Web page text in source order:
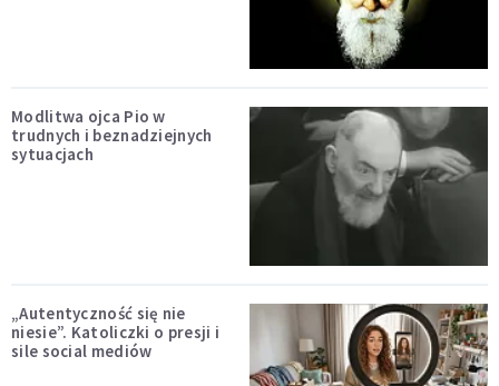
Modlitwa ojca Pio w
trudnych i beznadziejnych
sytuacjach
„Autentyczność się nie
niesie”. Katoliczki o presji i
sile social mediów